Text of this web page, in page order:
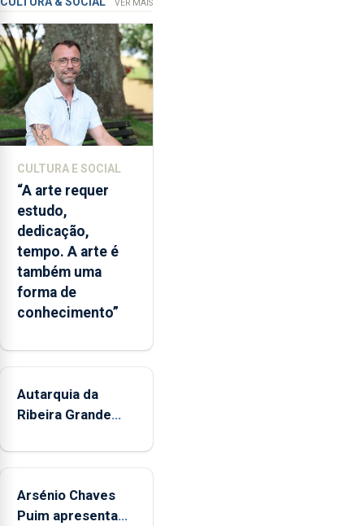
horário
de
venda
de
álcool
à
noite,
o
objetivo
de
diminuir
consumos
excessivos
e
comportamentos
risco.
Fins
elogia
modelo
na
Madeira.
65 ME
VER MAIS
CULTURA E SOCIAL
“A arte requer
estudo,
dedicação,
tempo. A arte é
também uma
forma de
conhecimento”
Autarquia da
Ribeira Grande
"Museus no
Arsénio Chaves
Puim apresenta